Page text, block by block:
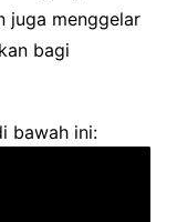
juga menggelar
bagi
bawah ini: